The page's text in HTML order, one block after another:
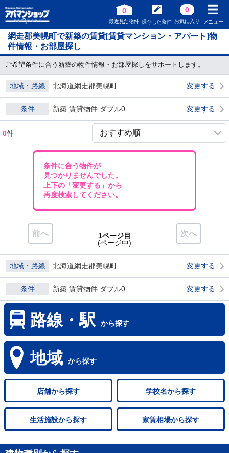
0
最近見た物件 保存した条件
0
お気に入り メニュー
網走郡美幌町で新築の賃貸[賃貸マンション・アパート]物
件情報・お部屋探し
ご希望条件に合う新築の物件情報・お部屋探しをサポートします。
地域・路線 北海道網走郡美幌町 変更する
条件 新築 賃貸物件 ダブル0 変更する
0件
条件に合う物件が
見つかりませんでした。
上下の「変更する」から
再度検索してください。
前へ 次へ
1ページ目
(ページ中)
地域・路線 北海道網走郡美幌町 変更する
条件 新築 賃貸物件 ダブル0 変更する
路線・駅 から探す
地域 から探す
店舗から探す 学校名から探す
生活施設から探す 家賃相場から探す